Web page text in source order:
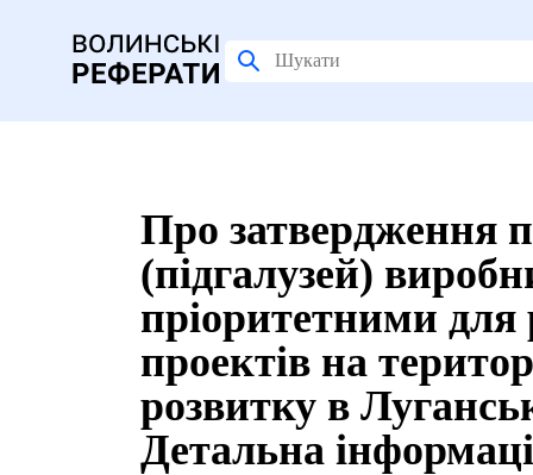
Про затвердження
(підгалузей)
пріоритетними для
проектів на
розвитку в
Детальна